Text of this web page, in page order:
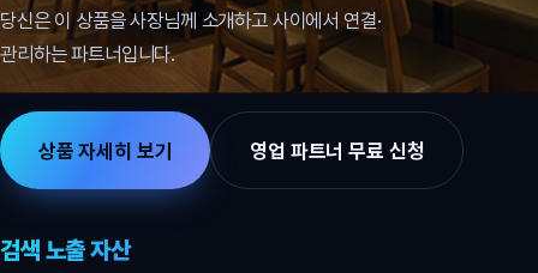
당신은 이 상품을 사장님께 소개하고 사이에서 연결·
관리하는 파트너입니다.
상품 자세히 보기 영업 파트너 무료 신청
검색 노출 자산